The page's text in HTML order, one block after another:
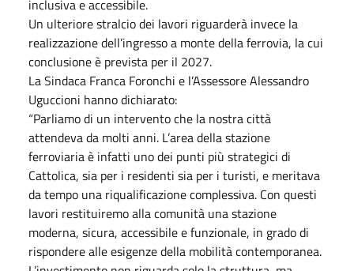
inclusiva e accessibile.
Un ulteriore stralcio dei lavori riguarderà invece la
realizzazione dell’ingresso a monte della ferrovia, la cui
conclusione è prevista per il 2027.
La Sindaca Franca Foronchi e l’Assessore Alessandro
Uguccioni hanno dichiarato:
“Parliamo di un intervento che la nostra città
attendeva da molti anni. L’area della stazione
ferroviaria è infatti uno dei punti più strategici di
Cattolica, sia per i residenti sia per i turisti, e meritava
da tempo una riqualificazione complessiva. Con questi
lavori restituiremo alla comunità una stazione
moderna, sicura, accessibile e funzionale, in grado di
rispondere alle esigenze della mobilità contemporanea.